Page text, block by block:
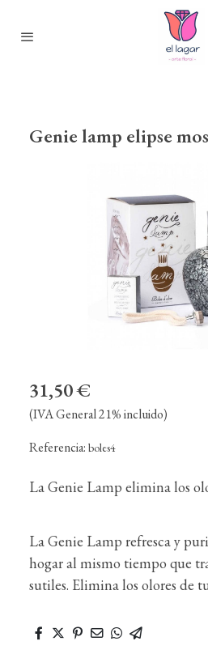
Genie lamp elipse
31,50 €
(IVA General 21% incluido)
Referencia: boles4
La Genie Lamp elimina los
La Genie Lamp refresca y
hogar al mismo tiempo que
sutiles. Elimina los olores de